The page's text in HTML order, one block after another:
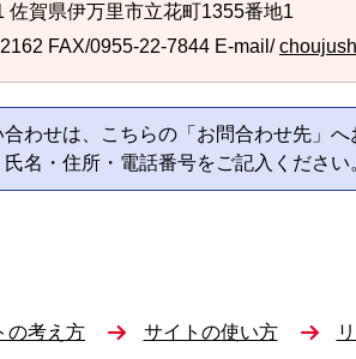
佐賀県伊万里市立花町1355番地1
FAX/0955-22-7844 E-mail/
わせは、こちらの「お問合わせ先」
名・住所・電話番号をご記入ください
の考え方 サイトの使い方